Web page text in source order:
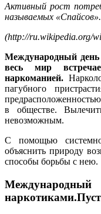
Активный рост
называемых «Спайсов».
(http://ru.wikipedia.org/
Международный день
весь мир
наркоманией.
пагубного
в обществе.
невозможным.
С помощью
объяснить природу
способы борьбы с нею.